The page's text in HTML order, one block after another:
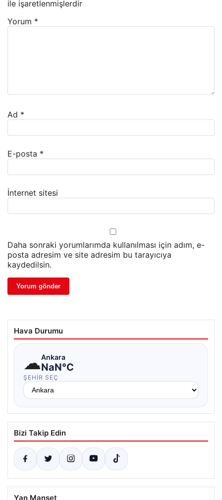
ile işaretlenmişlerdir
Yorum *
Ad *
E-posta *
İnternet sitesi
Daha sonraki yorumlarımda kullanılması için adım, e-
posta adresim ve site adresim bu tarayıcıya
kaydedilsin.
Hava Durumu
☁Ankara
NaN°C
ŞEHIR SEÇ
Bizi Takip Edin
Yan Manşet